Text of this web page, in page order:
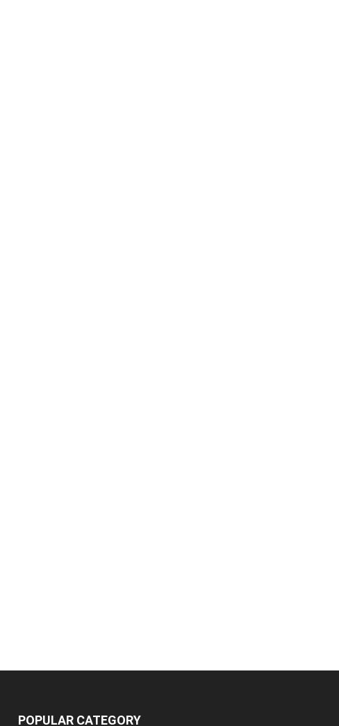
POPULAR CATEGORY